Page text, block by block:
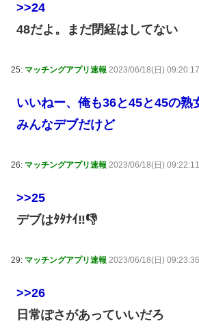
>>24
48だよ。まだ閉経はしてない
25: マッチングアプリ速報 2023/06/18(日)
いいねー、俺も36と45と45の熟
みんなデブだけど
26: マッチングアプリ速報 2023/06/18(日)
>>25
デブはﾀﾀﾅｲ‼👎
29: マッチングアプリ速報 2023/06/18(日)
>>26
日常ぽさがあっていいだろ